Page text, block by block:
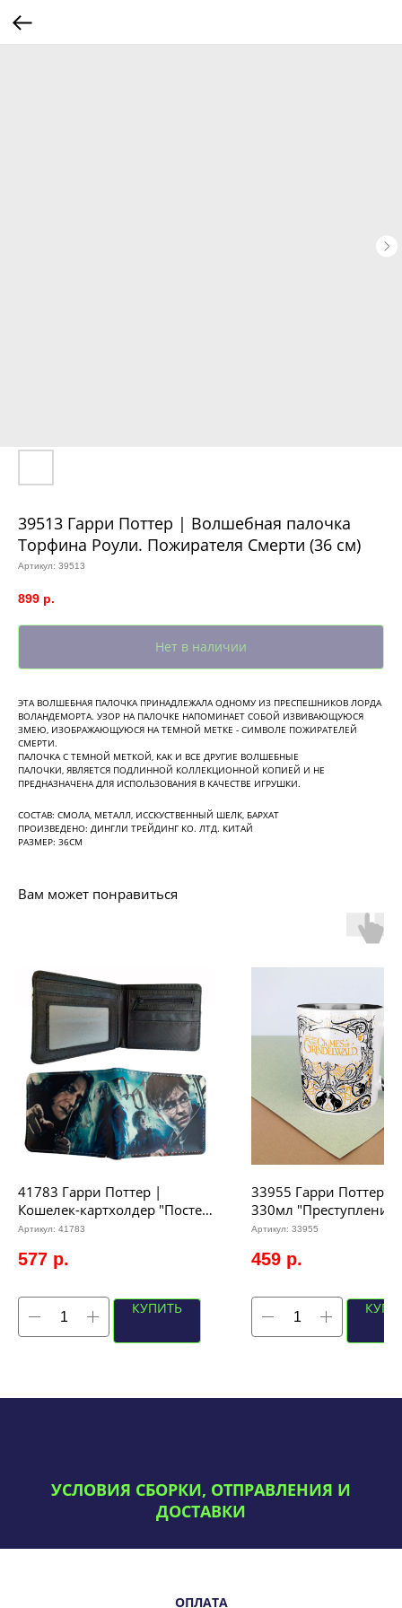
39513 Гарри Поттер | Волшебная палочка
Торфина Роули. Пожирателя Смерти (36 см)
Артикул: 39513
899 р.
Нет в наличии
ЭТА ВОЛШЕБНАЯ ПАЛОЧКА ПРИНАДЛЕЖАЛА ОДНОМУ ИЗ ПРЕСПЕШНИКОВ ЛОРДА
ВОЛАНДЕМОРТА. УЗОР НА ПАЛОЧКЕ НАПОМИНАЕТ СОБОЙ ИЗВИВАЮЩУЮСЯ
ЗМЕЮ, ИЗОБРАЖАЮЩУЮСЯ НА ТЕМНОЙ МЕТКЕ - СИМВОЛЕ ПОЖИРАТЕЛЕЙ
СМЕРТИ.
ПАЛОЧКА С ТЕМНОЙ МЕТКОЙ, КАК И ВСЕ ДРУГИЕ ВОЛШЕБНЫЕ
ПАЛОЧКИ, ЯВЛЯЕТСЯ ПОДЛИННОЙ КОЛЛЕКЦИОННОЙ КОПИЕЙ И НЕ
ПРЕДНАЗНАЧЕНА ДЛЯ ИСПОЛЬЗОВАНИЯ В КАЧЕСТВЕ ИГРУШКИ.
СОСТАВ: СМОЛА, МЕТАЛЛ, ИССКУСТВЕННЫЙ ШЕЛК, БАРХАТ
ПРОИЗВЕДЕНО: ДИНГЛИ ТРЕЙДИНГ КО. ЛТД. КИТАЙ
РАЗМЕР: 36СМ
Вам может понравиться
41783 Гарри Поттер |
Кошелек-картхолдер "Постер
к фильму Дары смерти", р-р
Артикул: 41783
577 р.
КУПИТЬ
33955 Гарри Поттер |
330мл "Преступления
Гриндевальда"
Артикул: 33955
459 р.
УСЛОВИЯ СБОРКИ, ОТПРАВЛЕНИЯ И
ДОСТАВКИ
ОПЛАТА